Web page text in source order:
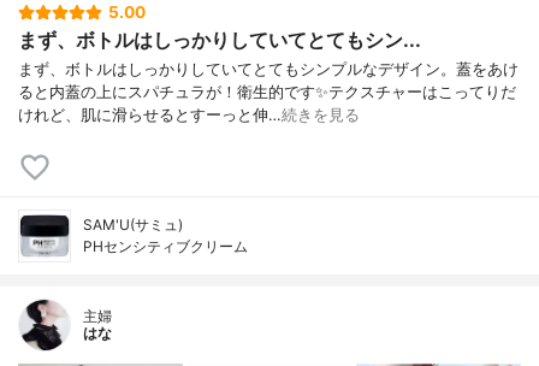
5.00
まず、ボトルはしっかりしていてとてもシン...
まず、ボトルはしっかりしていてとてもシンプルなデザイン。蓋をあけ
ると内蓋の上にスパチュラが！衛生的です✨テクスチャーはこってりだ
けれど、肌に滑らせるとすーっと伸…続きを見る
SAM'U(サミュ)
PHセンシティブクリーム
主婦
はな